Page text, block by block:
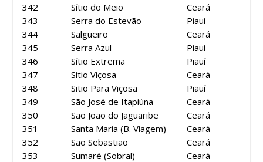
342
343
344
345
346
347
348
349
350
351
352
353
Sítio do Meio
Serra do Estevão
Salgueiro
Serra Azul
Sítio Extrema
Sítio Viçosa
Sitio Para Viçosa
São José de Itapiúna
São João do Jaguaribe
Santa Maria (B. Viagem)
São Sebastião
Sumaré (Sobral)
Ceará
Piauí
Ceará
Piauí
Piauí
Ceará
Piauí
Ceará
Ceará
Ceará
Ceará
Ceará